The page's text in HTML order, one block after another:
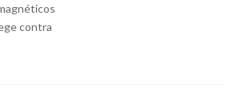
contra